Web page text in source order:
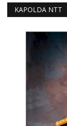
KAPOLDA NTT